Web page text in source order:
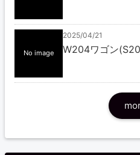
No image
2025/04/21
W204ワゴン